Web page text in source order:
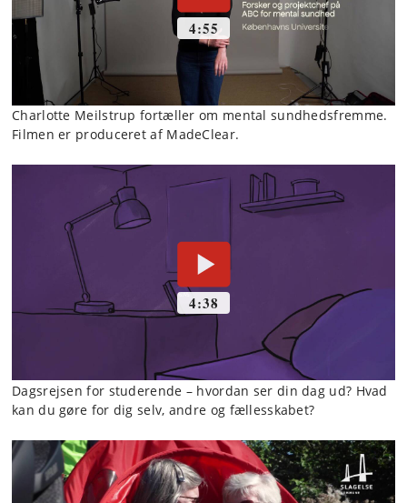
Charlotte Meilstrup fortæller om mental sundhedsfremme.
Filmen er produceret af MadeClear.
Dagsrejsen for studerende – hvordan ser din dag ud? Hvad
kan du gøre for dig selv, andre og fællesskabet?